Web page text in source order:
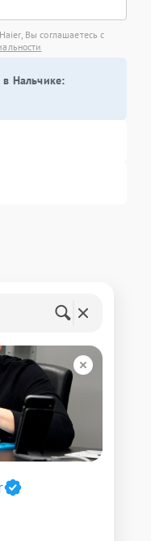
Вы соглашаетесь с
в Нальчике: